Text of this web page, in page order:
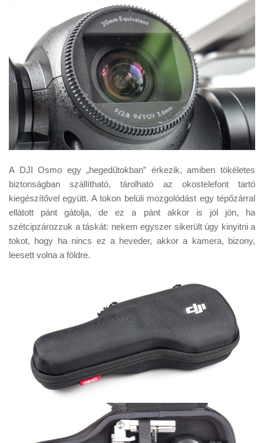
A DJI Osmo egy „hegedűtokban” érkezik, amiben tökéletes
biztonságban szállítható, tárolható az okostelefont tartó
kiegészítővel együtt. A tokon belüli mozgolódást egy tépőzárral
ellátott pánt gátolja, de ez a pánt akkor is jól jön, ha
szétcipzározzuk a táskát: nekem egyszer sikerült úgy kinyitni a
tokot, hogy ha nincs ez a heveder, akkor a kamera, bizony,
leesett volna a földre.